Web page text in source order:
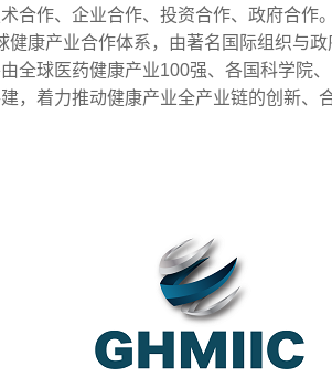
合作、企业合作、投资合作、政府合作。
康产业合作体系，由著名国际组织与政
全球医药健康产业100强、各国科学院
，着力推动健康产业全产业链的创新、